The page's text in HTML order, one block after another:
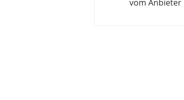
vom Anbieter